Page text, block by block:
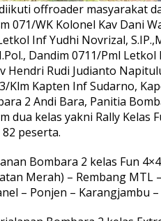
offroader masyarakat
071/WK Kolonel Kav Dani
Inf Yudhi Novrizal,
Dandim 0711/Pml
Hendri Rudi Judianto
Klm Kapten Inf Sudarno,
2 Andi Bara, Panitia
dua kelas yakni Rally Kelas
peserta.
Bombara 2 kelas Fun
Merah) – Rembang MTL
– Ponjen – Karangjambu